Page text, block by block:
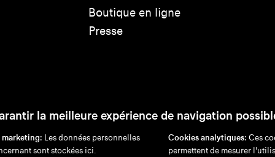
Boutique en ligne
Presse
la meilleure expérience de navigation
Les données personnelles
sont stockées ici.
Cookies analytiques: Ces
permettent de mesurer